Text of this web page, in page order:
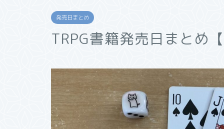
発売日まとめ
TRPG書籍発売日まと